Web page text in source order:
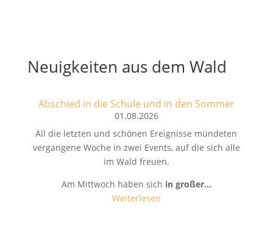
Neuigkeiten aus dem Wald
Abschied in die Schule und in den Sommer
01.08.2026
All die letzten und schönen Ereignisse mündeten
vergangene Woche in zwei Events, auf die sich alle
im Wald freuen.
Am Mittwoch haben sich in großer…
Weiterlesen